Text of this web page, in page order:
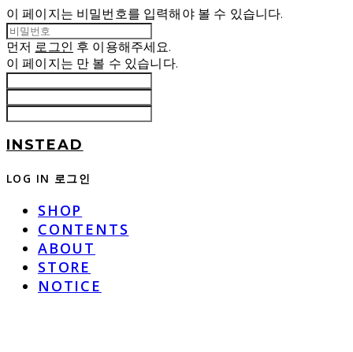
이 페이지는 비밀번호를 입력해야 볼 수 있습니다.
먼저 로그인 후 이용해주세요.
이 페이지는 만 볼 수 있습니다.
INSTEAD
LOG IN 로그인
SHOP
CONTENTS
ABOUT
STORE
NOTICE